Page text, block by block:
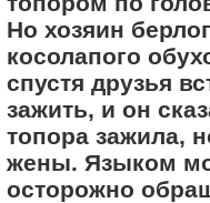
Но хозяин
косолапого
спустя друзья
зажить, и он
топора зажила,
жены. Языком
осторожно